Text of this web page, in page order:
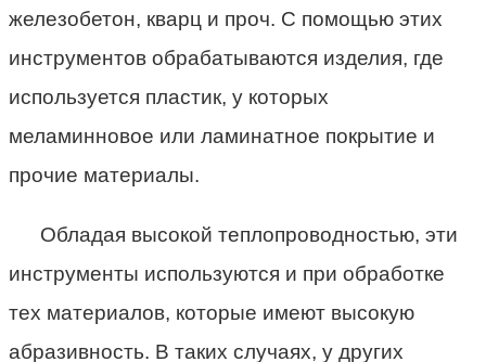
железобетон, кварц и проч. С помощью этих
инструментов обрабатываются изделия, где
используется пластик, у которых
меламинновое или ламинатное покрытие и
прочие материалы.
Обладая высокой теплопроводностью, эти
инструменты используются и при обработке
тех материалов, которые имеют высокую
абразивность. В таких случаях, у других